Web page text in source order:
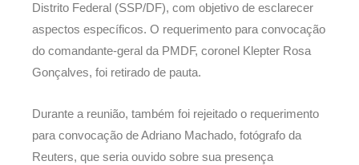
Distrito Federal (SSP/DF), com objetivo de esclarecer
aspectos específicos. O requerimento para convocação
do comandante-geral da PMDF, coronel Klepter Rosa
Gonçalves, foi retirado de pauta.
Durante a reunião, também foi rejeitado o requerimento
para convocação de Adriano Machado, fotógrafo da
Reuters, que seria ouvido sobre sua presença